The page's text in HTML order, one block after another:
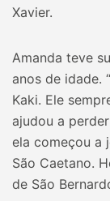
Xavier.
Amanda teve
anos de idade.
Kaki. Ele
ajudou a
ela começou a
São Caetano.
de São